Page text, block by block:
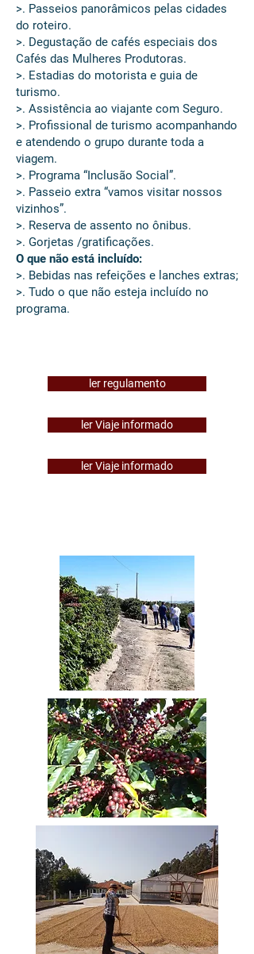
>. Passeios panorâmicos pelas cidades
do roteiro.
>. Degustação de cafés especiais dos
Cafés das Mulheres Produtoras.
>. Estadias do motorista e guia de
turismo.
>. Assistência ao viajante com Seguro.
>. Profissional de turismo acompanhando
e atendendo o grupo durante toda a
viagem.
>. Programa “Inclusão Social”.
>. Passeio extra “vamos visitar nossos
vizinhos”.
>. Reserva de assento no ônibus.
>. Gorjetas /gratificações.
O que não está incluído:
>. Bebidas nas refeições e lanches extras;
>. Tudo o que não esteja incluído no
programa.
ler regulamento
ler Viaje informado
ler Viaje informado